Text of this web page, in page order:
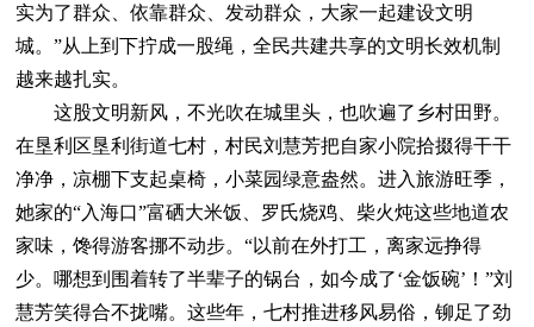
实为了群众、依靠群众、发动群众，大家一起建设文明
城。”从上到下拧成一股绳，全民共建共享的文明长效机制
越来越扎实。
这股文明新风，不光吹在城里头，也吹遍了乡村田野。
在垦利区垦利街道七村，村民刘慧芳把自家小院拾掇得干干
净净，凉棚下支起桌椅，小菜园绿意盎然。进入旅游旺季，
她家的“入海口”富硒大米饭、罗氏烧鸡、柴火炖这些地道农
家味，馋得游客挪不动步。“以前在外打工，离家远挣得
少。哪想到围着转了半辈子的锅台，如今成了‘金饭碗’！”刘
慧芳笑得合不拢嘴。这些年，七村推进移风易俗，铆足了劲